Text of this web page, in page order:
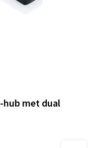
hub met dual